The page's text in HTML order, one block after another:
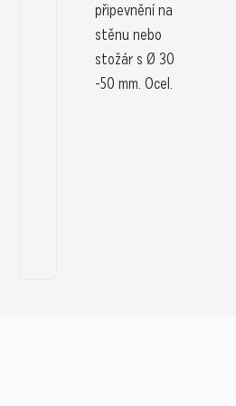
připevnění na
stěnu nebo
stožár s Ø 30
-50 mm. Ocel.